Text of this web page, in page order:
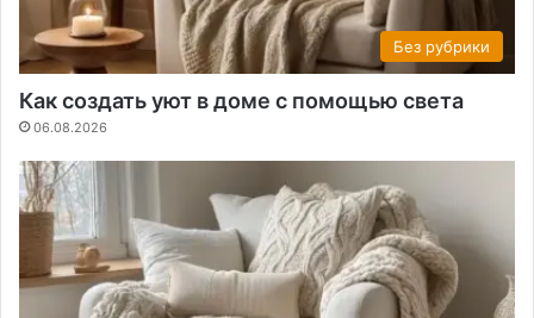
Без рубрики
Как создать уют в доме с помощью света
06.08.2026